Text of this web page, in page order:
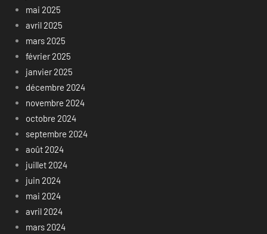
mai 2025
avril 2025
mars 2025
février 2025
janvier 2025
décembre 2024
novembre 2024
octobre 2024
septembre 2024
août 2024
juillet 2024
juin 2024
mai 2024
avril 2024
mars 2024